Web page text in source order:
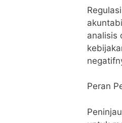
analisis
Peran